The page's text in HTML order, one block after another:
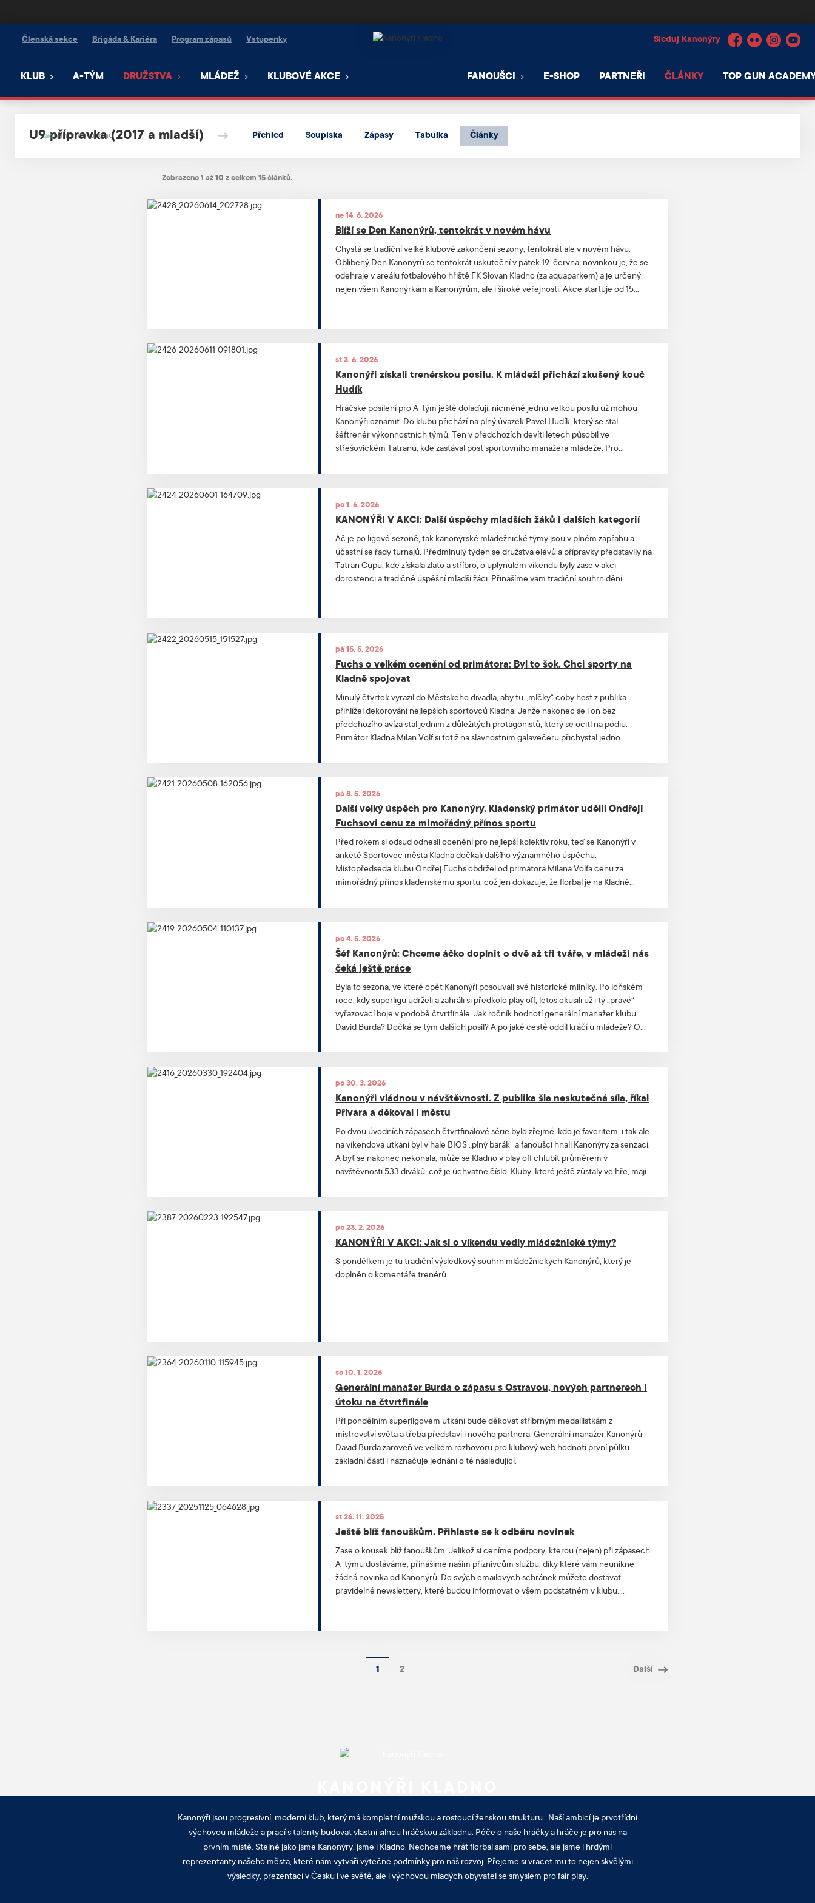
Členská sekce Brigáda & Kariéra Program zápasů Vstupenky
Facebook
Flickr InstagramYouTube
KLUB A-TÝM DRUŽSTVA MLÁDEŽ KLUBOVÉ AKCE FANOUŠCI E-SHOP PARTNEŘI ČLÁNKY TOP GUN
U9 přípravka (2017 a mladší) Přehled Soupiska Zápasy Tabulka Články
Zobrazeno 1 až 10 z celkem 15 článků.
ne 14. 6. 2026
Blíží se Den Kanonýrů, tentokrát v novém hávu
Chystá se tradiční velké klubové zakončení sezony, tentokrát ale v novém hávu.
Oblíbený Den Kanonýrů se tentokrát uskuteční v pátek 19. června, novinkou je, že se
odehraje v areálu fotbalového hřiště FK Slovan Kladno (za aquaparkem) a je určený
nejen všem Kanonýrkám a Kanonýrům, ale i široké veřejnosti. Akce startuje od 15
st 3. 6. 2026
Kanonýři získali trenérskou posilu. K mládeži přichází zkušený kouč
Hudík
Hráčské posílení pro A-tým ještě dolaďují, nicméně jednu velkou posilu už mohou
Kanonýři oznámit. Do klubu přichází na plný úvazek Pavel Hudík, který se stal
šéftrenér výkonnostních týmů. Ten v předchozích devíti letech působil ve
střešovickém Tatranu, kde zastával post sportovního manažera mládeže. Pro
po 1. 6. 2026
KANONÝŘI V AKCI: Další úspěchy mladších žáků i dalších kategorií
Ač je po ligové sezoně, tak kanonýrské mládežnické týmy jsou v plném zápřahu a
účastní se řady turnajů. Předminulý týden se družstva elévů a přípravky představily na
Tatran Cupu, kde získala zlato a stříbro, o uplynulém víkendu byly zase v akci
dorostenci a tradičně úspěšní mladší žáci. Přinášíme vám tradiční souhrn dění.
pá 15. 5. 2026
Fuchs o velkém ocenění od primátora: Byl to šok. Chci sporty na
Kladně spojovat
Minulý čtvrtek vyrazil do Městského divadla, aby tu „mlčky“ coby host z publika
přihlížel dekorování nejlepších sportovců Kladna. Jenže nakonec se i on bez
předchozího avíza stal jedním z důležitých protagonistů, který se ocitl na pódiu.
Primátor Kladna Milan Volf si totiž na slavnostním galavečeru přichystal jedno
Nesmírně si té ceny vážím,“ říká v rozhovoru pro klubový web.
pá 8. 5. 2026
Další velký úspěch pro Kanonýry. Kladenský primátor udělil Ondřeji
Fuchsovi cenu za mimořádný přínos sportu
Před rokem si odsud odnesli ocenění pro nejlepší kolektiv roku, teď se Kanonýři v
anketě Sportovec města Kladna dočkali dalšího významného úspěchu.
Místopředseda klubu Ondřej Fuchs obdržel od primátora Milana Volfa cenu za
mimořádný přínos kladenskému sportu, což jen dokazuje, že florbal je na Kladně
po 4. 5. 2026
Šéf Kanonýrů: Chceme áčko doplnit o dvě až tři tváře, v mládeži nás
čeká ještě práce
Byla to sezona, ve které opět Kanonýři posouvali své historické milníky. Po loňském
roce, kdy superligu udrželi a zahráli si předkolo play off, letos okusili už i ty „pravé“
vyřazovací boje v podobě čtvrtfinále. Jak ročník hodnotí generální manažer klubu
David Burda? Dočká se tým dalších posil? A po jaké cestě oddíl kráčí u mládeže? O
po 30. 3. 2026
Kanonýři vládnou v návštěvnosti. Z publika šla neskutečná síla, říkal
Přívara a děkoval i městu
Po dvou úvodních zápasech čtvrtfinálové série bylo zřejmé, kdo je favoritem, i tak ale
na víkendová utkání byl v hale BIOS „plný barák“ a fanoušci hnali Kanonýry za senzací.
A byť se nakonec nekonala, může se Kladno v play off chlubit průměrem v
návštěvnosti 533 diváků, což je úchvatné číslo. Kluby, které ještě zůstaly ve hře, mají
po 23. 2. 2026
KANONÝŘI V AKCI: Jak si o víkendu vedly mládežnické týmy?
S pondělkem je tu tradiční výsledkový souhrn mládežnických Kanonýrů, který je
doplněn o komentáře trenérů.
so 10. 1. 2026
Generální manažer Burda o zápasu s Ostravou, nových partnerech i
útoku na čtvrtfinále
Při pondělním superligovém utkání bude děkovat stříbrným medailistkám z
mistrovství světa a třeba představí i nového partnera. Generální manažer Kanonýrů
David Burda zároveň ve velkém rozhovoru pro klubový web hodnotí první půlku
základní části i naznačuje jednání o té následující.
st 26. 11. 2025
Ještě blíž fanouškům. Přihlaste se k odběru novinek
Zase o kousek blíž fanouškům. Jelikož si ceníme podpory, kterou (nejen) při zápasech
A-týmu dostáváme, přinášíme našim příznivcům službu, díky které vám neunikne
žádná novinka od Kanonýrů. Do svých emailových schránek můžete dostávat
pravidelné newslettery, které budou informovat o všem podstatném v klubu.
1 2 Další
Kanonýři jsou progresivní, moderní klub, který má kompletní mužskou a rostoucí ženskou strukturu. Naší ambicí je prvotřídní
výchovou mládeže a prací s talenty budovat vlastní silnou hráčskou základnu. Péče o naše hráčky a hráče je pro nás na
prvním místě. Stejně jako jsme Kanonýry, jsme i Kladno. Nechceme hrát florbal sami pro sebe, ale jsme i hrdými
reprezentanty našeho města, které nám vytváří výtečné podmínky pro náš rozvoj. Přejeme si vracet mu to nejen skvělými
výsledky, prezentací v Česku i ve světě, ale i výchovou mladých obyvatel se smyslem pro fair play.